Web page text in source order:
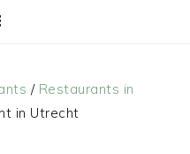
/ Restaurants in
in Utrecht